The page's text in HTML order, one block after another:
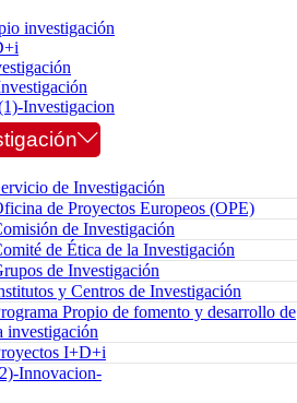
investigación
Investigacion
de Investigación
de Proyectos Europeos (OPE)
de Investigación
de Ética de la Investigación
de Investigación
y Centros de Investigación
Propio de fomento y desarrollo de
investigación
I+D+i
Innovacion-